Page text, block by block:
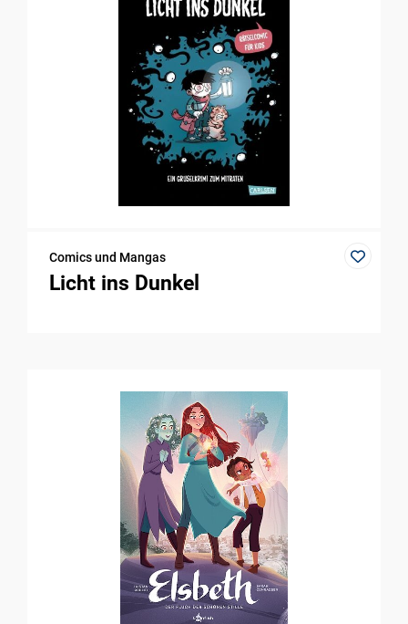
Comics und Mangas
Licht ins Dunkel